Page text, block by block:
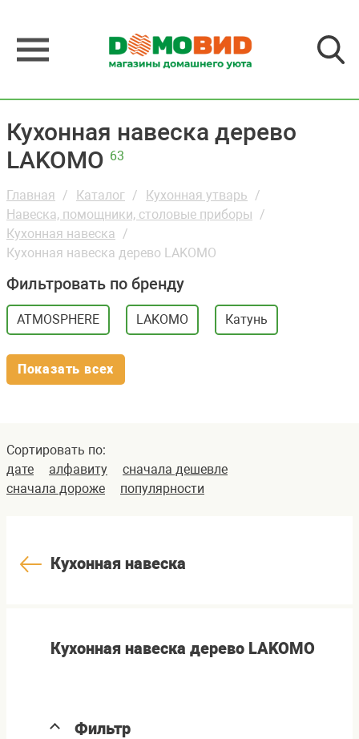
Кухонная навеска дерево
LAKOMO 63
Главная Каталог
Кухонная утварь
Навеска, помощники, столовые приборы
Кухонная навеска
Кухонная навеска дерево LAKOMO
Фильтровать по бренду
ATMOSPHERE LAKOMO Катунь
Показать всех
Сортировать по:
дате
алфавиту
сначала дешевле
сначала дороже
популярности
Кухонная навеска
Кухонная навеска дерево LAKOMO
Фильтр